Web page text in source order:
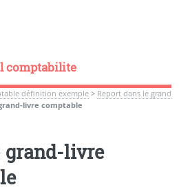
comptabilite
définition exemple> Report dans le grand
livre comptable
grand-livre